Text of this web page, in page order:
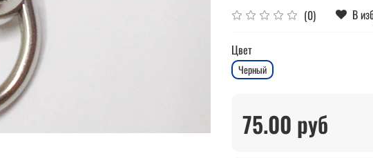
(0) В
Цвет
Черный
75.00 руб